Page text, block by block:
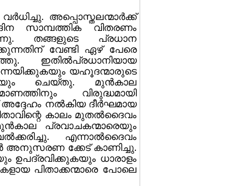
അപ്പൊസ്തലന്മാര്‍ക്ക്
സാമ്പത്തിക വിതരണം
തങ്ങളുടെ പ്രധാന
വേണ്ടി ഏഴ് പേരെ
ഇതില്‍പ്രധാനിയായ
യഹൂദന്മാരുടെ
ചെയ്തു. മുന്‍കാല
വിരുദ്ധമായി
നല്‍കിയ ദീര്‍ഘമായ
കാലം മുതല്‍ദൈവം
പ്രവാചകന്മാരെയും
എന്നാല്‍ദൈവം
അനുസരണ ക്കേട് കാണിച്ചു.
ഉപദ്രവിക്കുകയും ധാരാളം
പിതാക്കന്മാരെ പോലെ